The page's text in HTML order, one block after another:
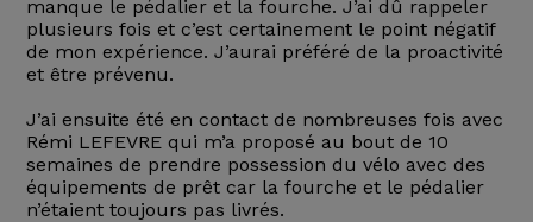
manque le pédalier et la fourche. J’ai dû rappeler
plusieurs fois et c’est certainement le point négatif
de mon expérience. J’aurai préféré de la proactivité
et être prévenu.
J’ai ensuite été en contact de nombreuses fois avec
Rémi LEFEVRE qui m’a proposé au bout de 10
semaines de prendre possession du vélo avec des
équipements de prêt car la fourche et le pédalier
n’étaient toujours pas livrés.